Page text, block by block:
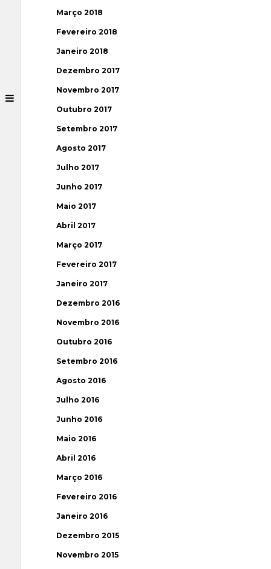
Março 2018
Fevereiro 2018
Janeiro 2018
Dezembro 2017
Novembro 2017
Outubro 2017
Setembro 2017
Agosto 2017
Julho 2017
Junho 2017
Maio 2017
Abril 2017
Março 2017
Fevereiro 2017
Janeiro 2017
Dezembro 2016
Novembro 2016
Outubro 2016
Setembro 2016
Agosto 2016
Julho 2016
Junho 2016
Maio 2016
Abril 2016
Março 2016
Fevereiro 2016
Janeiro 2016
Dezembro 2015
Novembro 2015